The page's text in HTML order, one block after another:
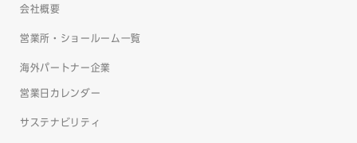
会社概要
営業所・ショールーム一覧
海外パートナー企業
営業日カレンダー
サステナビリティ